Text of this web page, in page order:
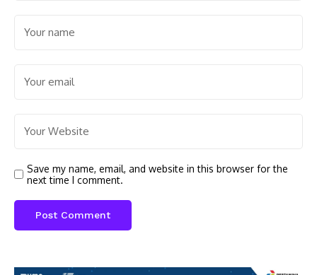
Save my name, email, and website in this browser for the
next time I comment.